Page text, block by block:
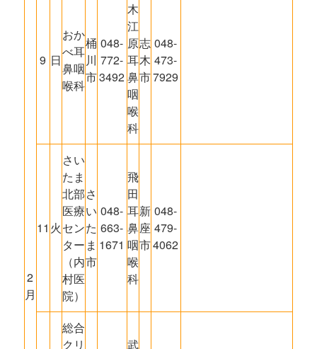
2
月
9 日
おか
べ耳
鼻咽
喉科
桶
川
市
048-
772-
3492
木
江
原
耳
鼻
咽
喉
科
志
木
市
048-
473-
7929
11 火
さい
たま
北部
医療
セン
ター
（内
村医
院）
さ
い
た
ま
市
048-
663-
1671
飛
田
耳
鼻
咽
喉
科
新
座
市
048-
479-
4062
総合
クリ
武